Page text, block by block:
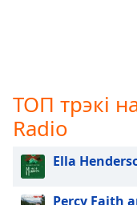
opens
subtitles
settings
dialog
subtitles
ТОП трэкі
Radio
Ella
Percy Faith